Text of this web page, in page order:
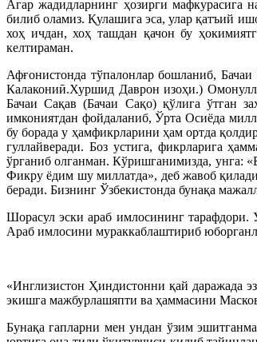
Агар жадидларнинг ҳозирги мафкурасига
билиб оламиз. Қулашига эса, улар қатъий
хоҳ ичдан, хоҳ ташдан қачон бу
келтираман.
Афғонистонда тўпалонлар бошланиб,
Калакониӣ.Хуршид Даврон изоҳи.)
Бачаи Сақав (Бачаи Сақо) қўлига ўтган
имкониятдан фойдаланиб, Ўрта Осиёда
бу борада у ҳамфикрларини ҳам ортда
гуллайверади. Боз устига, фикрларига
ўрганиб олганман. Кўришганимизда, унга:
Фикру ёдим шу миллатда», деб жавоб
беради. Бизнинг Ўзбекистонда бунақа
Шорасул эски араб имлосининг тарафдори.
Араб имлосини мураккаблаштириб
«Инглизистон Ҳиндистонни қай даражада
экишга мажбурлашяпти ва ҳаммасини
Бунақа гапларни мен ундан ўзим